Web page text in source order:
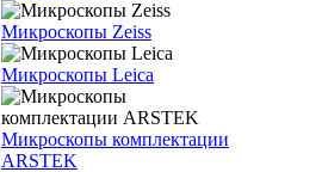
Микроскопы Zeiss
Микроскопы Leica
Микроскопы комплектации
ARSTEK